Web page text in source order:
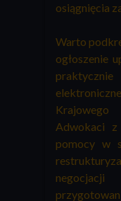
osiągnięcia
Warto
ogłoszenie
Adwokaci z
pomocy w